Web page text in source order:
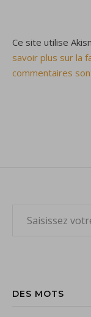
Ce site utilise
savoir plus sur la
commentaires
DES MOTS